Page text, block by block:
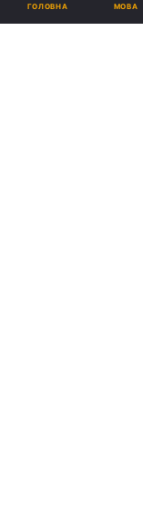
ГОЛОВНА МОВА